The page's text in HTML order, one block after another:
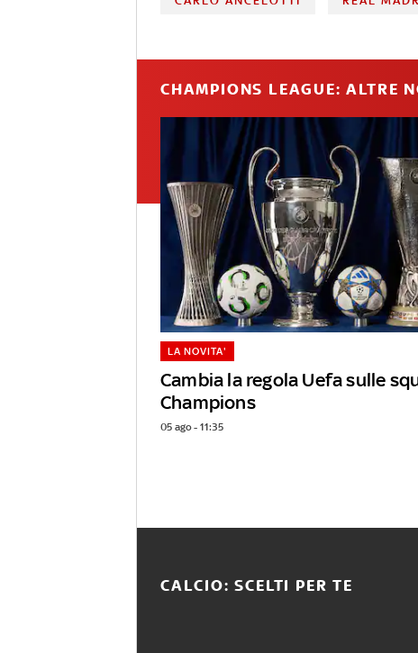
CHAMPIONS LEAGUE: ALTRE
Cambia la regola Uefa sulle
Champions
LA NOVITA'
05 ago - 11:35
CALCIO: SCELTI PER TE